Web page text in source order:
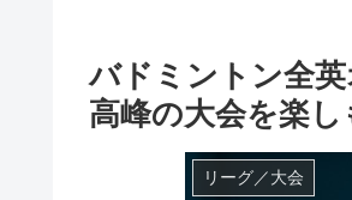
バドミントン全
高峰の大会を楽し
リーグ／大会